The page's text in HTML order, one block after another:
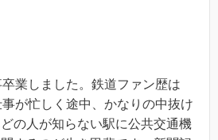
業しました。鉄道ファン歴は
が忙しく途中、かなりの中抜け
の人が知らない駅に公共交通機